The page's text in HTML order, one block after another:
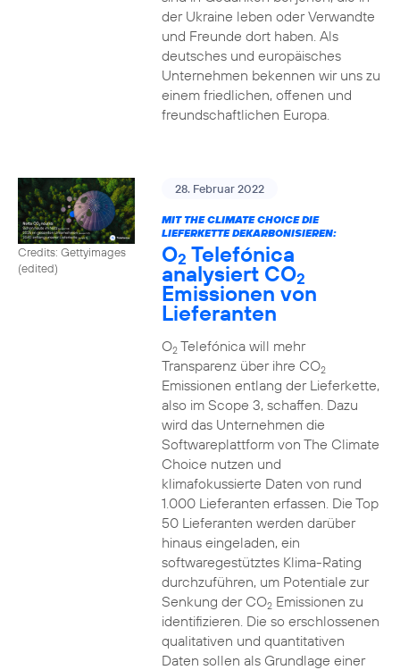
der Ukraine leben oder Verwandte
und Freunde dort haben. Als
deutsches und europäisches
Unternehmen bekennen wir uns zu
einem friedlichen, offenen und
freundschaftlichen Europa.
Credits: Gettyimages
(edited)
28. Februar 2022
MIT THE CLIMATE CHOICE DIE
LIEFERKETTE DEKARBONISIEREN:
O2 Telefónica
analysiert CO2
Emissionen von
Lieferanten
O2Telefónica will mehr
Transparenz über ihre CO2
Emissionen entlang der Lieferkette,
also im Scope 3, schaffen. Dazu
wird das Unternehmen die
Softwareplattform von The Climate
Choice nutzen und
klimafokussierte Daten von rund
1.000 Lieferanten erfassen. Die Top
50 Lieferanten werden darüber
hinaus eingeladen, ein
softwaregestütztes Klima-Rating
durchzuführen, um Potentiale zur
Senkung der CO2Emissionen zu
identifizieren. Die so erschlossenen
qualitativen und quantitativen
Daten sollen als Grundlage einer